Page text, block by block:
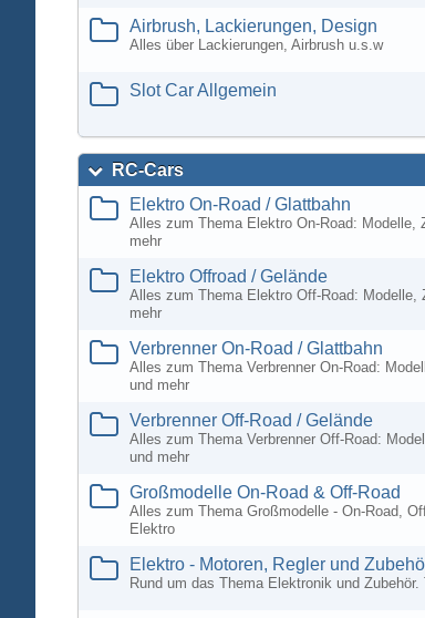
Airbrush, Lackierungen, Design
Alles über Lackierungen, Airbrush u.s.w
Slot Car Allgemein
RC-Cars
Elektro On-Road / Glattbahn
Alles zum Thema Elektro On-Road: Modelle,
mehr
Elektro Offroad / Gelände
Alles zum Thema Elektro Off-Road: Modelle,
mehr
Verbrenner On-Road / Glattbahn
Alles zum Thema Verbrenner On-Road:
und mehr
Verbrenner Off-Road / Gelände
Alles zum Thema Verbrenner Off-Road:
und mehr
Großmodelle On-Road & Off-Road
Alles zum Thema Großmodelle - On-Road,
Elektro
Elektro - Motoren, Regler und
Rund um das Thema Elektronik und